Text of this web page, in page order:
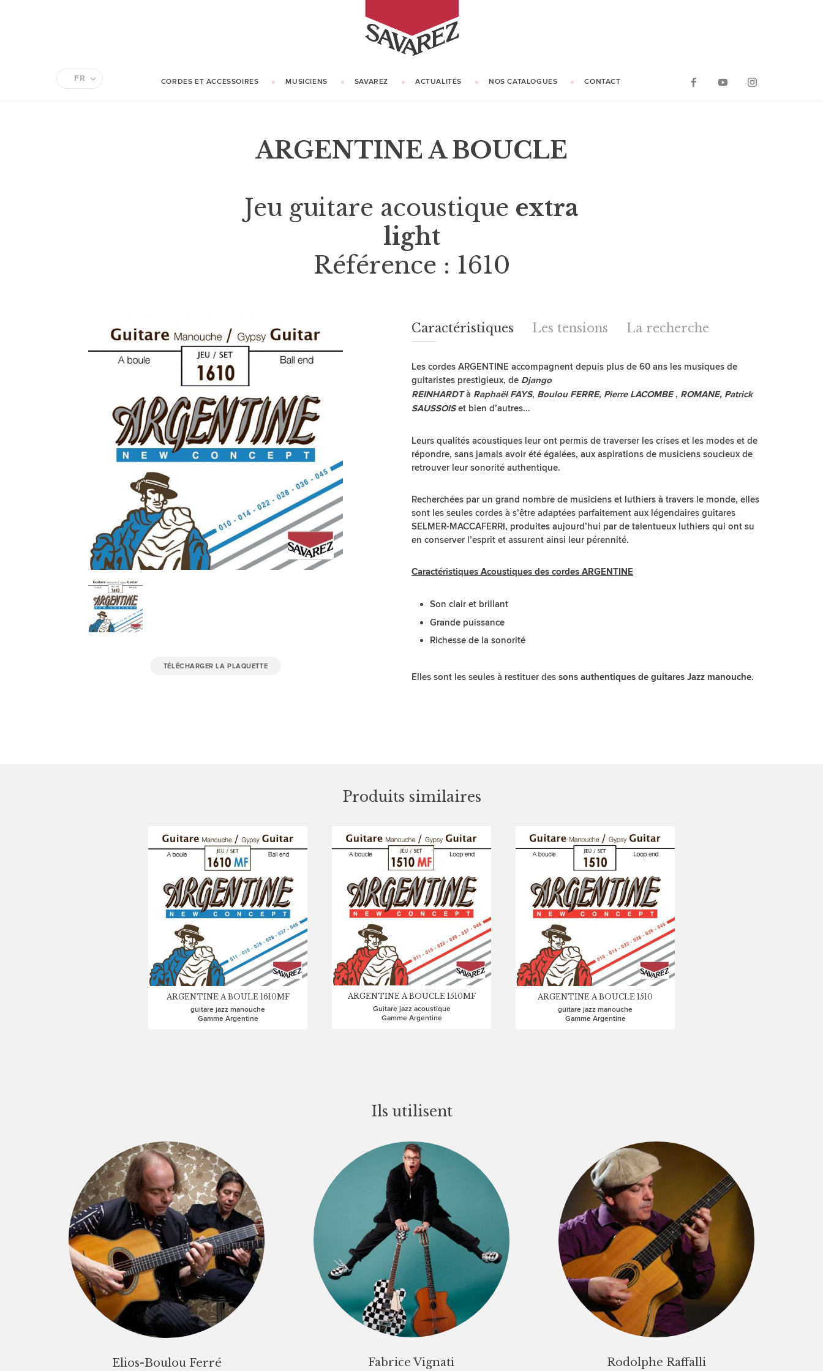
FR CORDES ET ACCESSOIRES MUSICIENS SAVAREZ ACTUALITÉS NOS CATALOGUES CONTACT
ARGENTINE A BOUCLE
Jeu guitare acoustique extra
light
Référence : 1610
TÉLÉCHARGER LA PLAQUETTE
Caractéristiques Les tensions La recherche
Caractéristiques
Les cordes ARGENTINE accompagnent depuis plus de 60 ans les musiques de
guitaristes prestigieux, de Django
REINHARDTà Raphaël FAYS, Boulou FERRE, Pierre LACOMBE, ROMANE, Patrick
SAUSSOISet bien d’autres...
Leurs qualités acoustiques leur ont permis de traverser les crises et les modes et de
répondre, sans jamais avoir été égalées, aux aspirations de musiciens soucieux de
retrouver leur sonorité authentique.
Recherchées par un grand nombre de musiciens et luthiers à travers le monde, elles
sont les seules cordes à s’être adaptées parfaitement aux légendaires guitares
SELMER-MACCAFERRI, produites aujourd’hui par de talentueux luthiers qui ont su
en conserver l’esprit et assurent ainsi leur pérennité.
Caractéristiques Acoustiques des cordes ARGENTINE
Son clair et brillant
Grande puissance
Richesse de la sonorité
Elles sont les seules à restituer des sons authentiques de guitares Jazz manouche.
Produits similaires
ARGENTINE A BOULE 1610MF
guitare jazz manouche
Gamme Argentine
ARGENTINE A BOUCLE 1510MF
Guitare jazz acoustique
Gamme Argentine
ARGENTINE A BOUCLE 1510
guitare jazz manouche
Gamme Argentine
Ils utilisent
Elios-Boulou Ferré Fabrice Vignati Rodolphe Raffalli